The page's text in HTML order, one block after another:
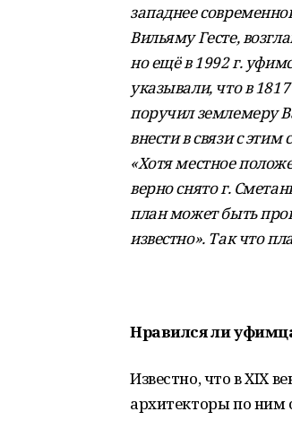
западнее
Вильяму Гесте,
но ещё в 1992 г.
указывали, что в
поручил землемеру
внести в связи с
«Хотя местное
верно снято г.
план может быть
известно». Так что
Нравился ли
Известно, что в XIX
архитекторы по ним